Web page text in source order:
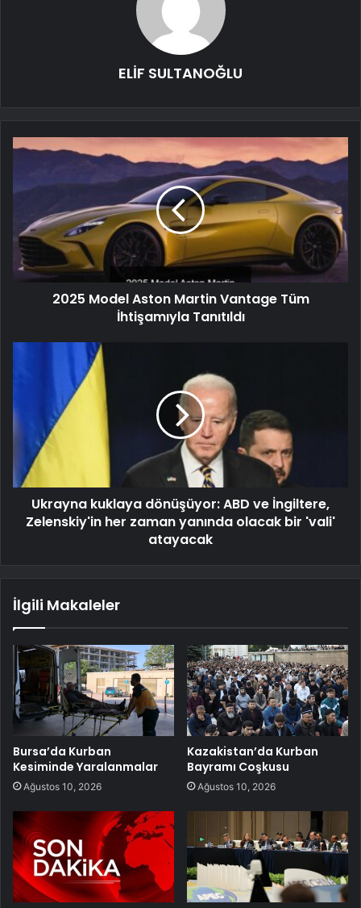
ELİF SULTANOĞLU
2025 Model Aston Martin Vantage Tüm
İhtişamıyla Tanıtıldı
Ukrayna kuklaya dönüşüyor: ABD ve İngiltere,
Zelenskiy'in her zaman yanında olacak bir 'vali'
atayacak
İlgili Makaleler
Bursa’da Kurban
Kesiminde Yaralanmalar
Ağustos 10, 2026
Kazakistan’da Kurban
Bayramı Coşkusu
Ağustos 10, 2026